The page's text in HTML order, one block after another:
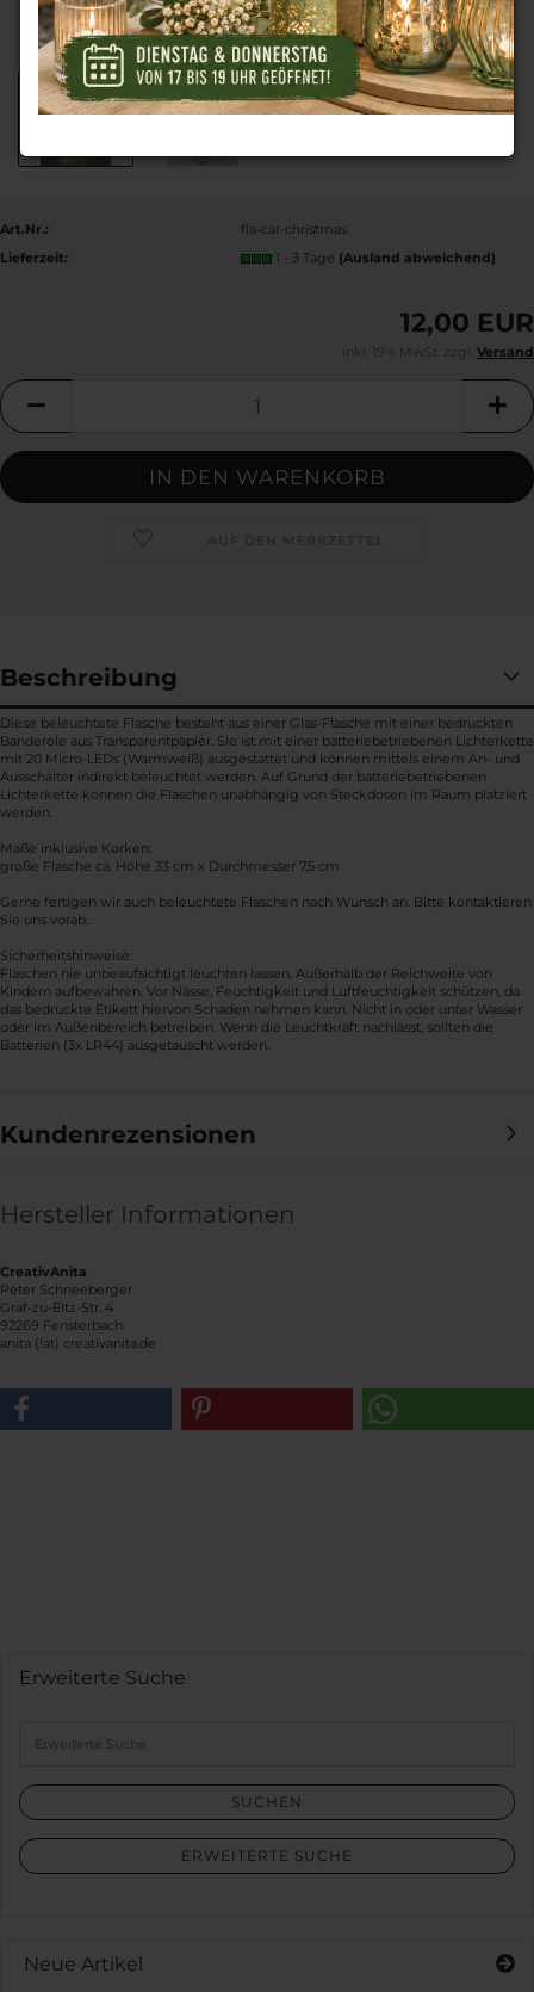
Art.Nr.:
fla-car-christmas
Lieferzeit:
1 - 3 Tage (Ausland abweichend)
12,00 EUR
inkl. 19% MwSt. zzgl. Versand
Beschreibung
Diese beleuchtete Flasche besteht aus einer Glas-Flasche mit einer bedruckten
Banderole aus Transparentpapier. Sie ist mit einer batteriebetriebenen Lichterkette
mit 20 Micro-LEDs (Warmweiß) ausgestattet und können mittels einem An- und
Ausschalter indirekt beleuchtet werden. Auf Grund der batteriebetriebenen
Lichterkette können die Flaschen unabhängig von Steckdosen im Raum platziert
werden.
Maße inklusive Korken:
große Flasche ca. Höhe 33 cm x Durchmesser 7,5 cm
Gerne fertigen wir auch beleuchtete Flaschen nach Wunsch an. Bitte kontaktieren
Sie uns vorab..
Sicherheitshinweise:
Flaschen nie unbeaufsichtigt leuchten lassen. Außerhalb der Reichweite von
Kindern aufbewahren. Vor Nässe, Feuchtigkeit und Luftfeuchtigkeit schützen, da
das bedruckte Etikett hiervon Schaden nehmen kann. Nicht in oder unter Wasser
oder im Außenbereich betreiben. Wenn die Leuchtkraft nachlässt, sollten die
Batterien (3x LR44) ausgetauscht werden.
Kundenrezensionen
Hersteller Informationen
CreativAnita
Peter Schneeberger
Graf-zu-Eltz-Str. 4
92269 Fensterbach
anita (!at) creativanita.de
Erweiterte Suche
Suche
SUCHEN
ERWEITERTE SUCHE
Neue Artikel